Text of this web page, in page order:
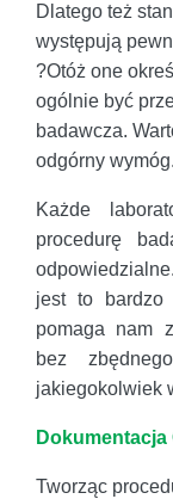
Dlatego też
występują
?Otóż one
ogólnie być
badawcza.
odgórny wymóg.
Każde
procedurę
jest to bardzo
pomaga nam
bez
jakiegokolwiek
Dokumentacja
Tworząc